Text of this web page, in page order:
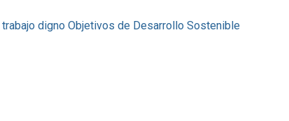
trabajo digno Objetivos de Desarrollo Sostenible